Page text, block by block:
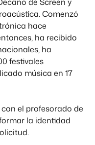
de Screen y
Comenzó
hace
ha recibido
ha
festivales
música en 17
el profesorado de
la identidad